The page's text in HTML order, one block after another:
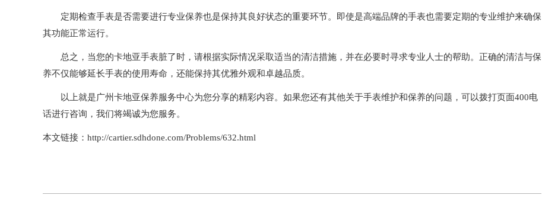
定期检查手表是否需要进行专业保养也是保持其良好状态的重要环节。即使是高端品牌的手表也需要定期的专业维护来确保
其功能正常运行。
总之，当您的卡地亚手表脏了时，请根据实际情况采取适当的清洁措施，并在必要时寻求专业人士的帮助。正确的清洁与保
养不仅能够延长手表的使用寿命，还能保持其优雅外观和卓越品质。
以上就是广州卡地亚保养服务中心为您分享的精彩内容。如果您还有其他关于手表维护和保养的问题，可以拨打页面400电
话进行咨询，我们将竭诚为您服务。
本文链接：http://cartier.sdhdone.com/Problems/632.html